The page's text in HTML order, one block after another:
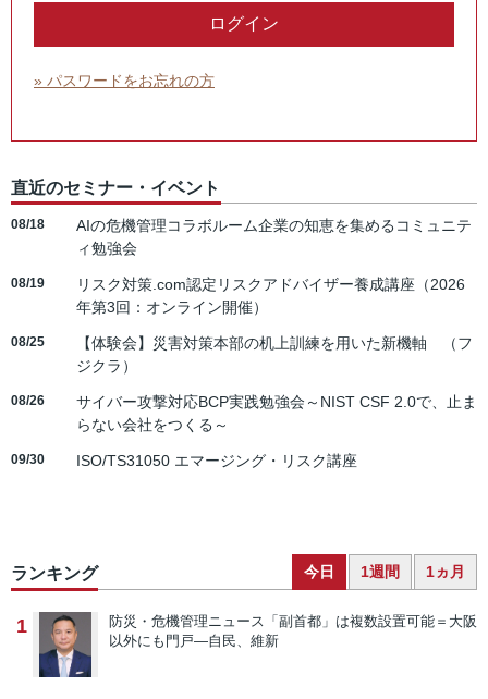
» パスワードをお忘れの方
直近のセミナー・イベント
08/18
AIの危機管理コラボルーム企業の知恵を集めるコミュニテ
ィ勉強会
08/19
リスク対策.com認定リスクアドバイザー養成講座（2026
年第3回：オンライン開催）
08/25
【体験会】災害対策本部の机上訓練を用いた新機軸 （フ
ジクラ）
08/26
サイバー攻撃対応BCP実践勉強会～NIST CSF 2.0で、止ま
らない会社をつくる～
09/30 ISO/TS31050 エマージング・リスク講座
ランキング 今日 1週間 1ヵ月
1 防災・危機管理ニュース 「副首都」は複数設置可能＝大阪
以外にも門戸―自民、維新